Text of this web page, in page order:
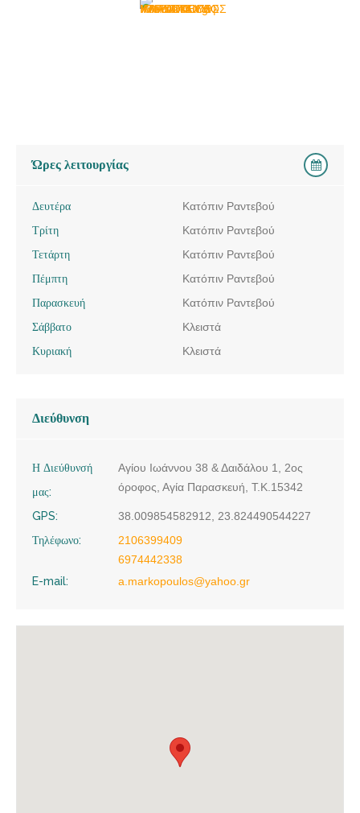
Ώρες λειτουργίας
Δευτέρα
Κατόπιν Ραντεβού
Τρίτη
Κατόπιν Ραντεβού
Τετάρτη
Κατόπιν Ραντεβού
Πέμπτη
Κατόπιν Ραντεβού
Παρασκευή
Κατόπιν Ραντεβού
Σάββατο
Κλειστά
Κυριακή
Κλειστά
Διεύθυνση
Η Διεύθυνσή
μας:
Αγίου Ιωάννου 38 & Δαιδάλου 1, 2ος
όροφος, Αγία Παρασκευή, Τ.Κ.15342
GPS:
38.009854582912, 23.824490544227
Τηλέφωνο:
2106399409
6974442338
E-mail:
a.markopoulos@yahoo.gr